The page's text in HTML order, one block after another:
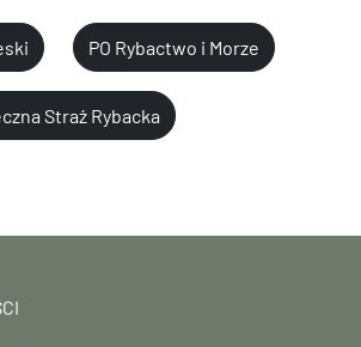
PO Rybactwo i Morze
Straż Rybacka